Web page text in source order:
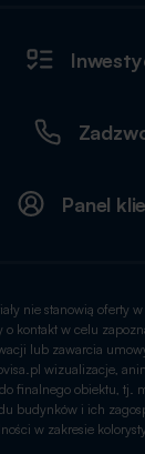
Panel
nie stanowią oferty
kontakt w celu
lub zawarcia
wizualizacje,
finalnego obiektu, tj.
budynków i ich
w zakresie